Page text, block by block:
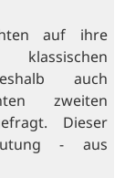
auf ihre
auch
zweiten
Dieser
- aus